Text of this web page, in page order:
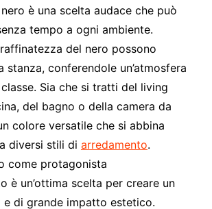
è una scelta audace che può
tempo a ogni ambiente.
raffinatezza del nero possono
stanza, conferendole un’atmosfera
Sia che si tratti del living
del bagno o della camera da
colore versatile che si abbina
diversi stili di arredamento.
come protagonista
è un’ottima scelta per creare un
e di grande impatto estetico.